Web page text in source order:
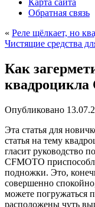
Карта сайта
Обратная связь
« Реле щёлкает, но
Чистящие средства
Как
Опубликовано
Эта статья для
статья на тему
гласит руководство
CFMOTO
подножки. Это,
совершенно
можете погружаться
расположены чуть